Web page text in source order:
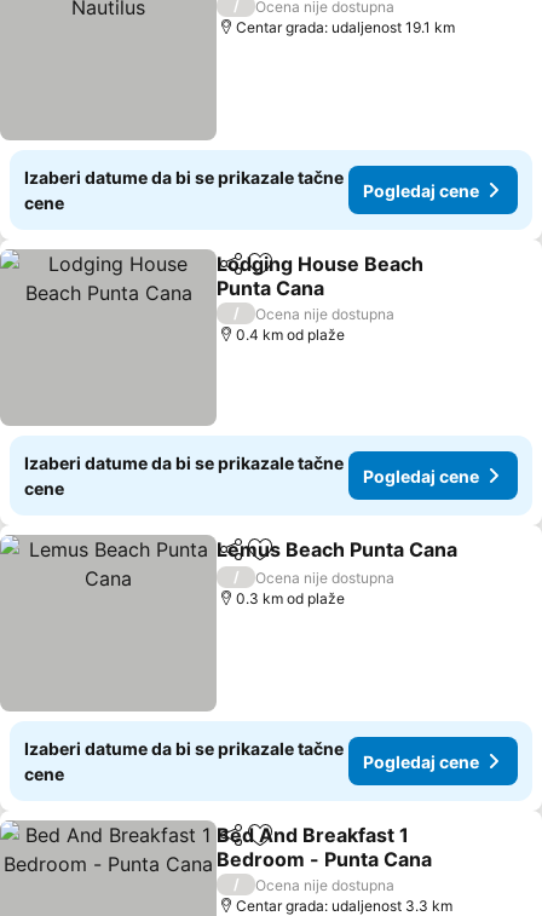
/
Ocena nije dostupna
Centar grada: udaljenost 19.1 km
Izaberi datume da bi se prikazale tačne
cene
Pogledaj cene
Deli Dodati u favorite
Lodging House Beach
Punta Cana
Pogledaj cene
/
Ocena nije dostupna
0.4 km od plaže
Izaberi datume da bi se prikazale tačne
cene
Pogledaj cene
Deli Dodati u favorite
Lemus Beach Punta Cana
/
Ocena nije dostupna
0.3 km od plaže
Izaberi datume da bi se prikazale tačne
cene
Pogledaj cene
Deli Dodati u favorite
Bed And Breakfast 1
Bedroom - Punta Cana
Pogledaj cene
/
Ocena nije dostupna
Centar grada: udaljenost 3.3 km